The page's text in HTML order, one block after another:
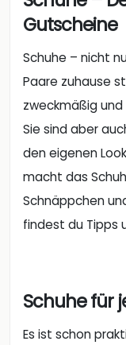
Gutscheine
Schuhe – nicht
Paare zuhause
zweckmäßig
Sie sind aber
den eigenen
macht das
Schnäppchen
findest du Tipps
Schuhe für
Es ist schon